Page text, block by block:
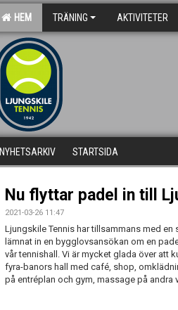
HEM TRÄNING AKTIVITETER
NYHETSARKIV STARTSIDA
Nu flyttar padel in till
2021-03-26 11:47
Ljungskile Tennis har tillsammans med en
lämnat in en bygglovsansökan om en
vår tennishall. Vi är mycket glada över att
fyra-banors hall med café, shop,
på entréplan och gym, massage på andra